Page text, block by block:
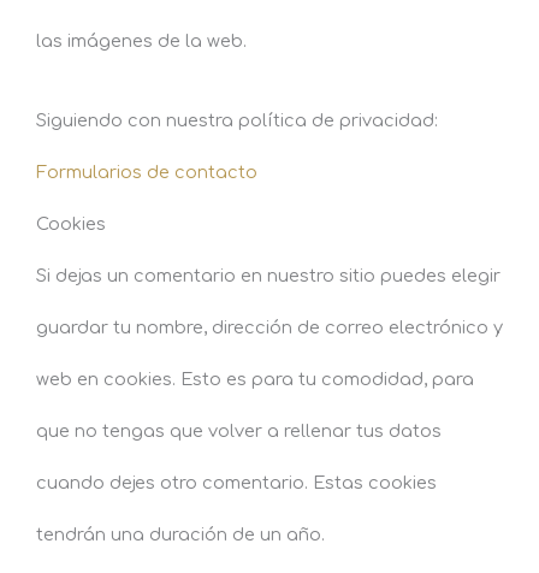
las imágenes de la web.
Siguiendo con nuestra política de privacidad:
Formularios de contacto
Cookies
Si dejas un comentario en nuestro sitio puedes elegir
guardar tu nombre, dirección de correo electrónico y
web en cookies. Esto es para tu comodidad, para
que no tengas que volver a rellenar tus datos
cuando dejes otro comentario. Estas cookies
tendrán una duración de un año.